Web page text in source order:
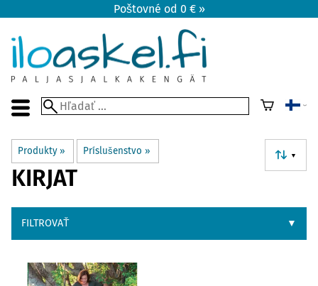
Poštovné od 0 € »
Produkty ‪» Príslušenstvo ‪» ▼
KIRJAT
FILTROVAŤ ▼